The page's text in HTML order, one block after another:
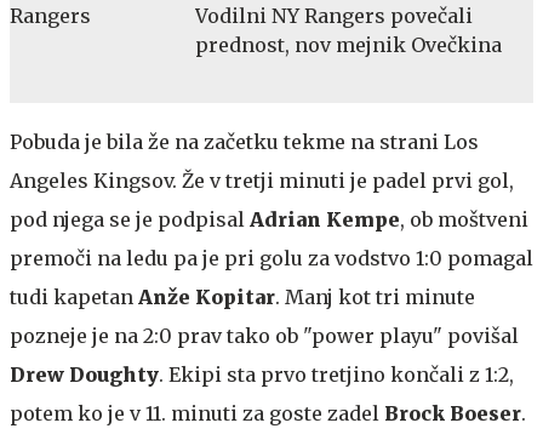
Vodilni NY Rangers povečali
prednost, nov mejnik Ovečkina
Pobuda je bila že na začetku tekme na strani Los
Angeles Kingsov. Že v tretji minuti je padel prvi gol,
pod njega se je podpisal Adrian Kempe, ob moštveni
premoči na ledu pa je pri golu za vodstvo 1:0 pomagal
tudi kapetan Anže Kopitar. Manj kot tri minute
pozneje je na 2:0 prav tako ob "power playu" povišal
Drew Doughty. Ekipi sta prvo tretjino končali z 1:2,
potem ko je v 11. minuti za goste zadel Brock Boeser.